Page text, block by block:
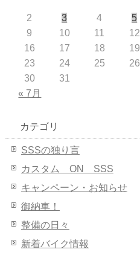
2
3 4 5
9
10 11 12
16
17 18 19
23
24 25 26
30
31
« 7月
カテゴリ
SSSの独り言
カスタム ON SSS
キャンペーン・お知らせ
御納車！
整備の日々
新着バイク情報